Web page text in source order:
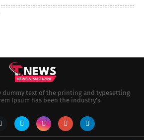
dummy text of the printing and typesetting
Ipsum has been the industry's.